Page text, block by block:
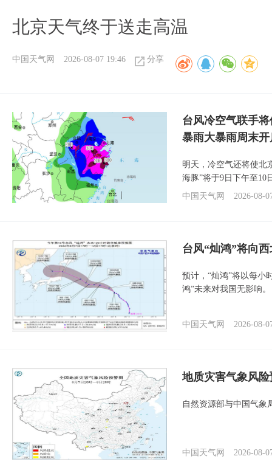
北京天气终于送走高温
中国天气网 2026-08-07 19:46 分享
台风冷空气联手
暴雨大暴雨周末开
明天，冷空气还将使北
海豚”将于9日下午至10
中国天气网
2026-08-
台风“灿鸿”将向
预计，“灿鸿”将以每小
鸿”未来对我国无影响。
中国天气网 2026-08-
地质灾害气象风
自然资源部与中国气象
中国天气网 2026-08-